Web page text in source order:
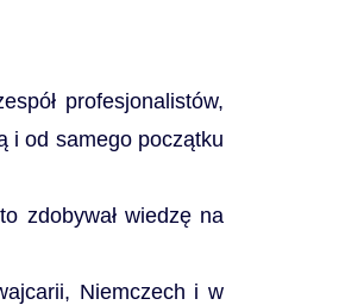
profesjonalistów,
i od samego początku
zdobywał wiedzę na
Niemczech i w